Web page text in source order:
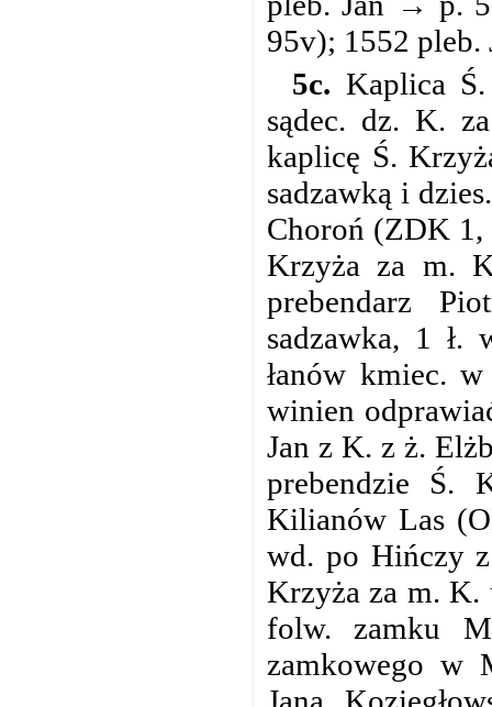
95v); 1552
5c. Kaplica
sądec. dz. K.
kaplicę Ś.
sadzawką i
Choroń (ZDK 1,
Krzyża za m.
prebendarz
sadzawka, 1 ł.
łanów kmiec.
winien
Jan z K. z ż.
prebendzie Ś.
Kilianów Las
wd. po Hińczy z
Krzyża za m. K.
folw. zamku
zamkowego w
Jana